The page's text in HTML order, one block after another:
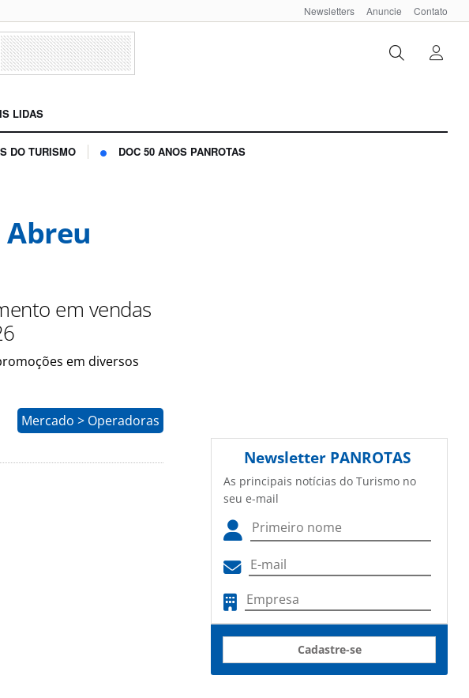
Newsletters Anuncie Contato
LIDAS
DO TURISMO DOC 50 ANOS PANROTAS
em vendas
em diversos
Mercado > Operadoras
Newsletter PANROTAS
As principais notícias do Turismo no
seu e-mail
Cadastre-se